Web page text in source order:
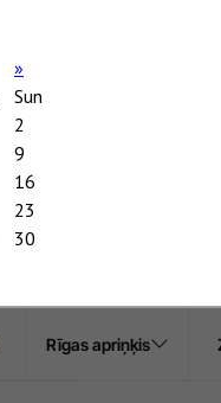
»
Sun
2
9
16
23
30